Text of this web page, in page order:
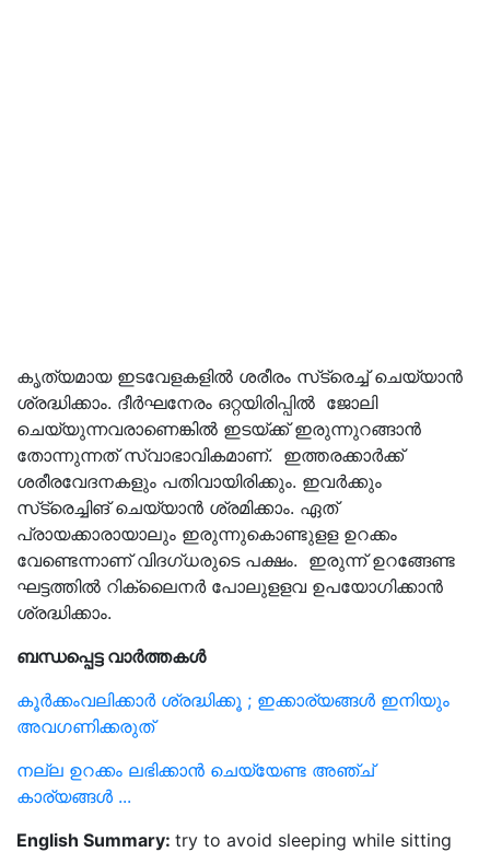
കൃത്യമായ ഇടവേളകളില്‍ ശരീരം സ്‌ട്രെച്ച് ചെയ്യാന്‍
ശ്രദ്ധിക്കാം. ദീര്‍ഘനേരം ഒറ്റയിരിപ്പില്‍ ജോലി
ചെയ്യുന്നവരാണെങ്കില്‍ ഇടയ്ക്ക് ഇരുന്നുറങ്ങാന്‍
തോന്നുന്നത് സ്വാഭാവികമാണ്. ഇത്തരക്കാര്‍ക്ക്
ശരീരവേദനകളും പതിവായിരിക്കും. ഇവര്‍ക്കും
സ്‌ട്രെച്ചിങ് ചെയ്യാന്‍ ശ്രമിക്കാം. ഏത്
പ്രായക്കാരായാലും ഇരുന്നുകൊണ്ടുളള ഉറക്കം
വേണ്ടെന്നാണ് വിദഗ്ധരുടെ പക്ഷം. ഇരുന്ന് ഉറങ്ങേണ്ട
ഘട്ടത്തില്‍ റിക്ലൈനര്‍ പോലുളളവ ഉപയോഗിക്കാന്‍
ശ്രദ്ധിക്കാം.
ബന്ധപ്പെട്ട വാര്‍ത്തകള്‍
കൂര്‍ക്കംവലിക്കാര്‍ ശ്രദ്ധിക്കൂ ; ഇക്കാര്യങ്ങള്‍ ഇനിയും
അവഗണിക്കരുത്
നല്ല ഉറക്കം ലഭിക്കാന്‍ ചെയ്യേണ്ട അഞ്ച്
കാര്യങ്ങള്‍ ...
English Summary: try to avoid sleeping while sitting